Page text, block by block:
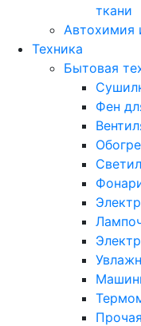
ткани
Автохимия
Техника
Бытовая
Фен